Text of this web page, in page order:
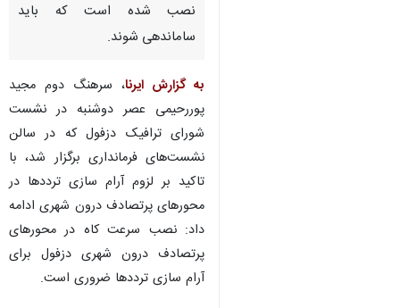
نصب شده است که باید
ساماندهی شوند.
به گزارش ایرنا، سرهنگ دوم مجید
پوررحیمی عصر دوشنبه در نشست
شورای ترافیک دزفول که در سالن
نشست‌های فرمانداری برگزار شد، با
تاکید بر لزوم آرام سازی ترددها در
محورهای پرتصادف درون شهری ادامه
داد: نصب سرعت کاه در محورهای
پرتصادف درون شهری دزفول برای
آرام سازی ترددها ضروری است.